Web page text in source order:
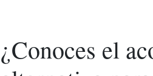
los
agentes
¿Conoces el